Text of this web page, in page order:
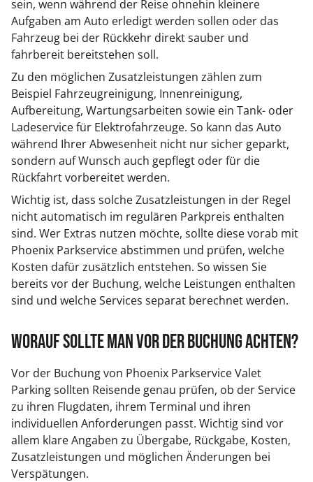
sein, wenn während der Reise ohnehin kleinere
Aufgaben am Auto erledigt werden sollen oder das
Fahrzeug bei der Rückkehr direkt sauber und
fahrbereit bereitstehen soll.
Zu den möglichen Zusatzleistungen zählen zum
Beispiel Fahrzeugreinigung, Innenreinigung,
Aufbereitung, Wartungsarbeiten sowie ein Tank- oder
Ladeservice für Elektrofahrzeuge. So kann das Auto
während Ihrer Abwesenheit nicht nur sicher geparkt,
sondern auf Wunsch auch gepflegt oder für die
Rückfahrt vorbereitet werden.
Wichtig ist, dass solche Zusatzleistungen in der Regel
nicht automatisch im regulären Parkpreis enthalten
sind. Wer Extras nutzen möchte, sollte diese vorab mit
Phoenix Parkservice abstimmen und prüfen, welche
Kosten dafür zusätzlich entstehen. So wissen Sie
bereits vor der Buchung, welche Leistungen enthalten
sind und welche Services separat berechnet werden.
Worauf sollte man vor der Buchung achten?
Vor der Buchung von Phoenix Parkservice Valet
Parking sollten Reisende genau prüfen, ob der Service
zu ihren Flugdaten, ihrem Terminal und ihren
individuellen Anforderungen passt. Wichtig sind vor
allem klare Angaben zu Übergabe, Rückgabe, Kosten,
Zusatzleistungen und möglichen Änderungen bei
Verspätungen.